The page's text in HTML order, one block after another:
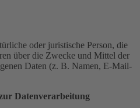
oder juristische Person, die
über die Zwecke und Mittel der
Daten (z. B. Namen, E-Mail-
Datenverarbeitung